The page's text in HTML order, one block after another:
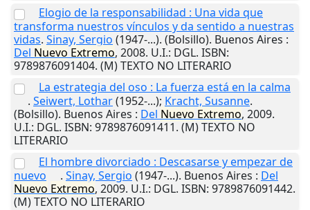
Elogio de la responsabilidad : Una vida que
transforma nuestros vínculos y da sentido a nuestras
vidas. Sinay, Sergio (1947-...). (Bolsillo). Buenos Aires :
Del Nuevo Extremo, 2008. U.I.: DGL. ISBN:
9789876091404. (M) TEXTO NO LITERARIO
La estrategia del oso : La fuerza está en la calma
. Seiwert, Lothar(1952-...); Kracht, Susanne.
(Bolsillo). Buenos Aires : Del Nuevo Extremo, 2009.
U.I.: DGL. ISBN: 9789876091411. (M) TEXTO NO
LITERARIO
El hombre divorciado : Descasarse y empezar de
nuevo
. Sinay, Sergio (1947-...). Buenos Aires : Del
Nuevo Extremo, 2009. U.I.: DGL. ISBN: 9789876091442.
(M) TEXTO NO LITERARIO